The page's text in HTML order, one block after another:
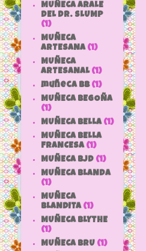
MUÑECA ARALE
DEL DR. SLUMP
(1)
MUÑECA
ARTESANA (1)
MUÑECA
ARTESANAL (1)
muñeca bb (1)
MUÑECA BEGOÑA
(1)
MUÑECA BELLA (1)
MUÑECA BELLA
FRANCESA (1)
MUÑECA BJD (1)
MUÑECA BLANDA
(1)
MUÑECA
BLANDITA (1)
MUÑECA BLYTHE
(1)
MUÑECA BRU (1)